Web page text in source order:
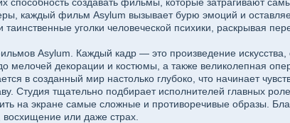
каждый фильм Asylum вызывает бурю эмоций и
уголки человеческой психики, раскрывая
Asylum. Каждый кадр — это произведение
мелочей декорации и костюмы, а также великолепная
в созданный мир настолько глубоко, что начинает
Студия тщательно подбирает исполнителей главных
на экране самые сложные и противоречивые образы.
или даже страх.